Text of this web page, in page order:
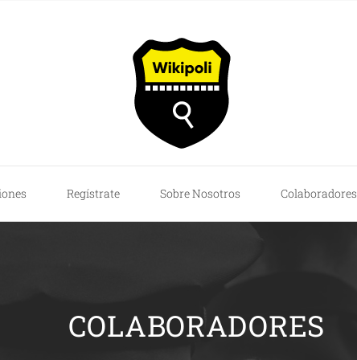
Regístrate Sobre Nosotros Colaboradores
COLABORADORES